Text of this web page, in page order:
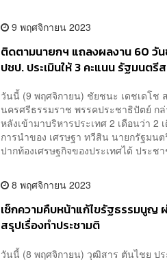
9 พฤศจิกายน 2023
ติดตามนายกฯ แถลงผลงาน 60 วั
ปชป. ประเมินให้ 3 คะแนน รัฐมนตรี
วันนี้ (9 พฤศจิกายน) ชัยชนะ เดชเดโช
นครศรีธรรมราช พรรคประชาธิปัตย์ ก
หลังเข้ามาบริหารประเทศ 2 เดือนว่า 2
การนำของ เศรษฐา ทวีสิน นายก​รัฐมน
ปากท้องเศรษฐกิจของประเทศได้ ประ
8 พฤศจิกายน 2023
เช็กความคืบหน้าแก้ไขรัฐธรรมนูญ
สรุปเรื่องทำประชามติ
วันนี้ (8 พฤศจิกายน) วุฒิสาร ตันไชย ป